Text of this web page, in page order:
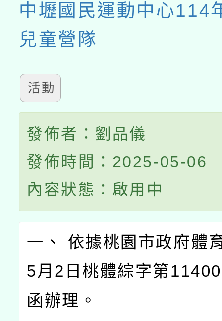
中壢國民運動中心114
兒童營隊
活動
發佈者：劉品儀
發佈時間：2025-05-06
內容狀態：啟用中
一、 依據桃園市政府體
5月2日桃體綜字第
函辦理。